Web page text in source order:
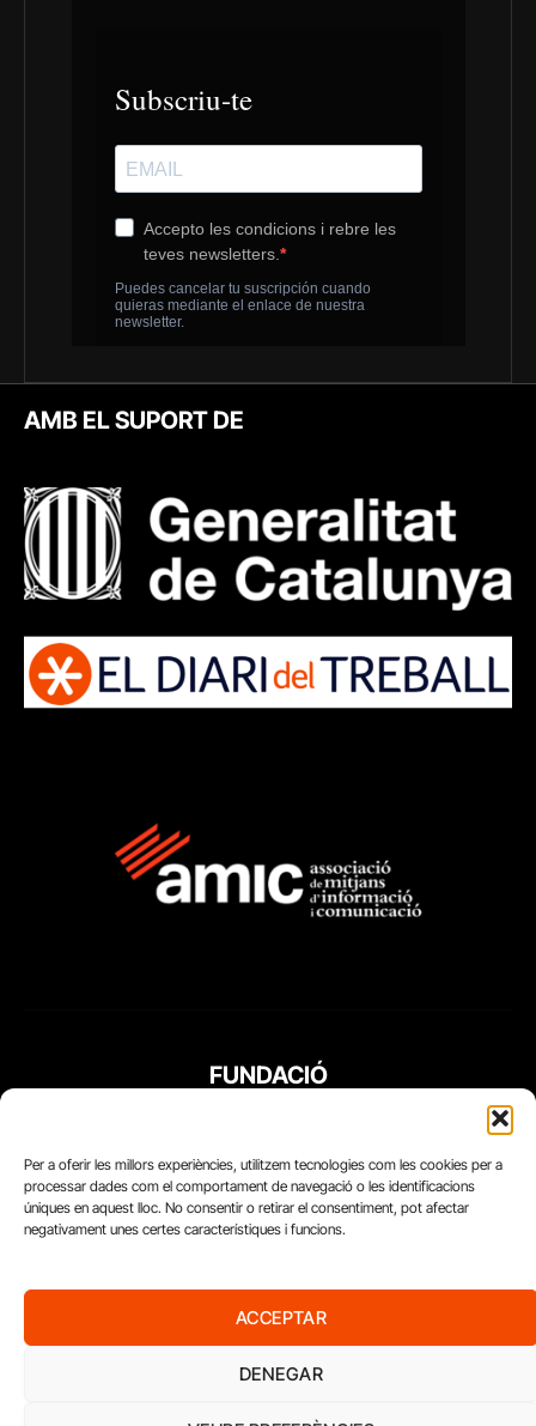
Per a oferir les millors experiències, utilitzem tecnologies com les cookies per a
processar dades com el comportament de navegació o les identificacions
úniques en aquest lloc. No consentir o retirar el consentiment, pot afectar
negativament unes certes característiques i funcions.
ACCEPTAR
DENEGAR
AMB EL SUPORT DE
FUNDACIÓ